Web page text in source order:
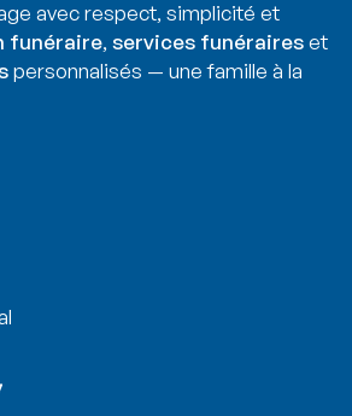
avec respect, simplicité et
funéraire,services funéraireset
personnalisés — une famille à la